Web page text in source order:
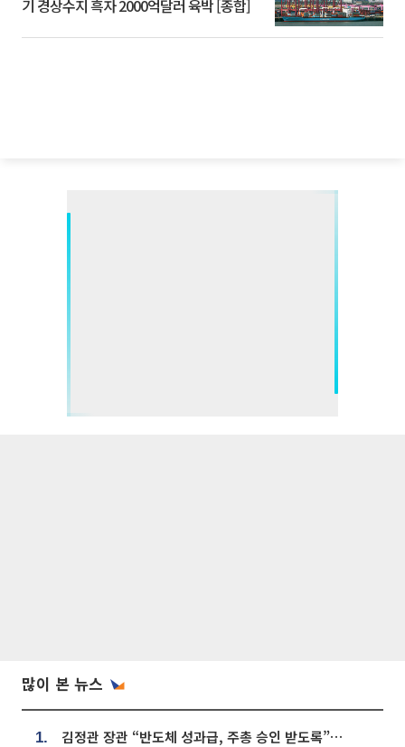
기 경상수지 흑자 2000억달러 육박 [종합]
많이 본 뉴스
1. 김정관 장관 “반도체 성과급, 주총 승인 받도록”…상법·자본시장법 개정 시사